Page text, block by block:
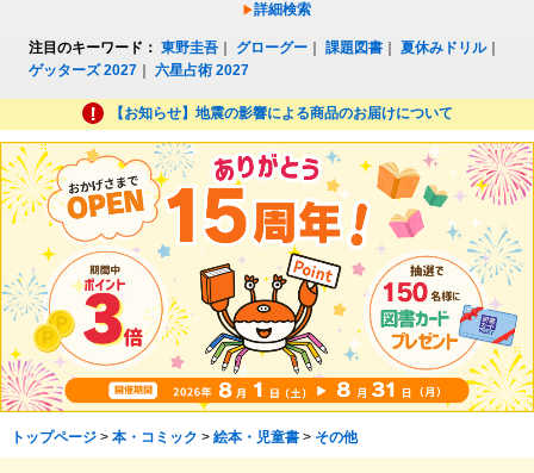
詳細検索
注目のキーワード： 東野圭吾 グローグー ｜課題図書 ｜夏休みドリル｜
ゲッターズ 2027 ｜六星占術 2027
【お知らせ】地震の影響による商品のお届けについて
トップページ> 本・コミック > 絵本・児童書> その他